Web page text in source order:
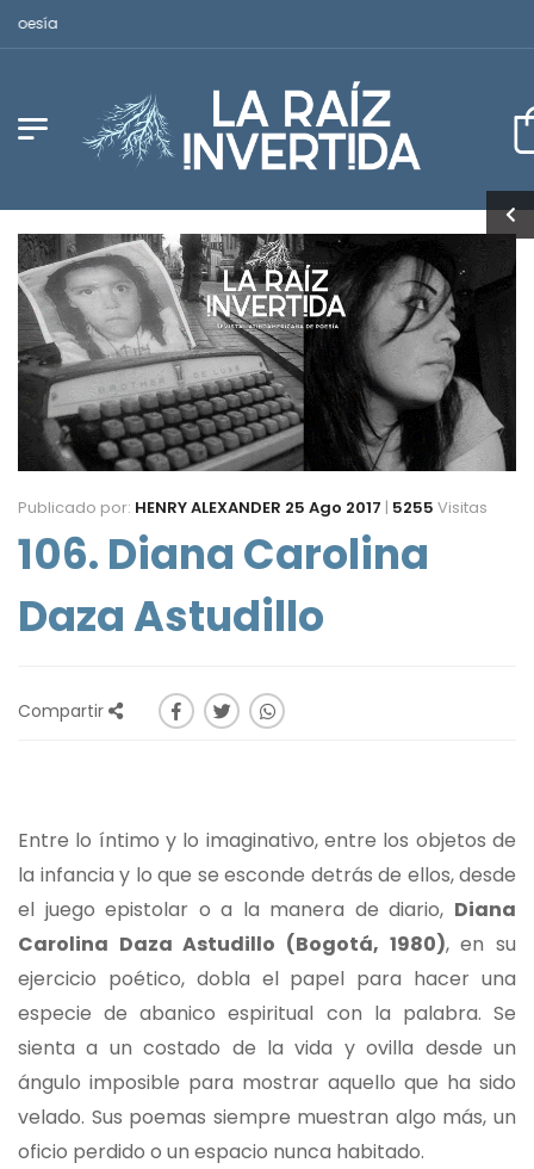
Publicado por: HENRY ALEXANDER 25 Ago 2017 | 5255 Visitas
106. Diana Carolina
Daza Astudillo
Compartir
Entre lo íntimo y lo imaginativo, entre los objetos de
la infancia y lo que se esconde detrás de ellos, desde
el juego epistolar o a la manera de diario, Diana
Carolina Daza Astudillo (Bogotá, 1980), en su
ejercicio poético, dobla el papel para hacer una
especie de abanico espiritual con la palabra. Se
sienta a un costado de la vida y ovilla desde un
ángulo imposible para mostrar aquello que ha sido
velado. Sus poemas siempre muestran algo más, un
oficio perdido o un espacio nunca habitado.